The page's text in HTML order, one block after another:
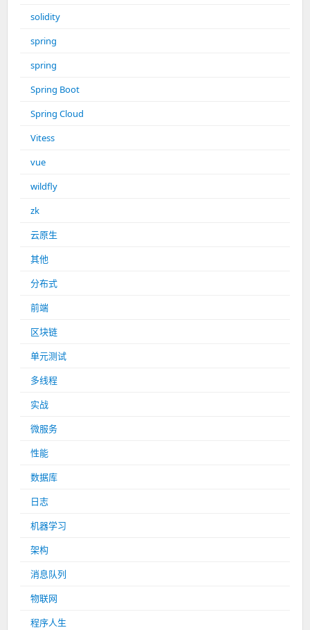
solidity
spring
spring
Spring Boot
Spring Cloud
Vitess
vue
wildfly
zk
云原生
其他
分布式
前端
区块链
单元测试
多线程
实战
微服务
性能
数据库
日志
机器学习
架构
消息队列
物联网
程序人生